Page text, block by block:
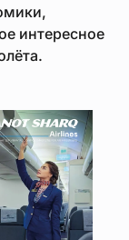
интересное